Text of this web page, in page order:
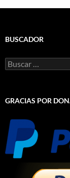
BUSCADOR
Buscar:
GRACIAS POR